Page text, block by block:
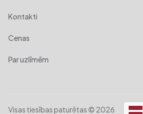
Kontakti
Cenas
Par uzlīmēm
Visas tiesības paturētas © 2026